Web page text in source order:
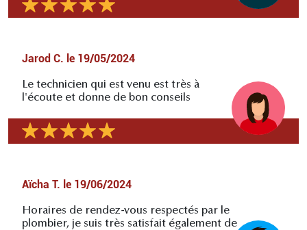
Jarod C. le 19/05/2024
Le technicien qui est venu est très à
l'écoute et donne de bon conseils
Aïcha T. le 19/06/2024
Horaires de rendez-vous respectés par le
plombier, je suis très satisfait également de